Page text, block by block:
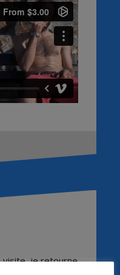
visite, je retourne